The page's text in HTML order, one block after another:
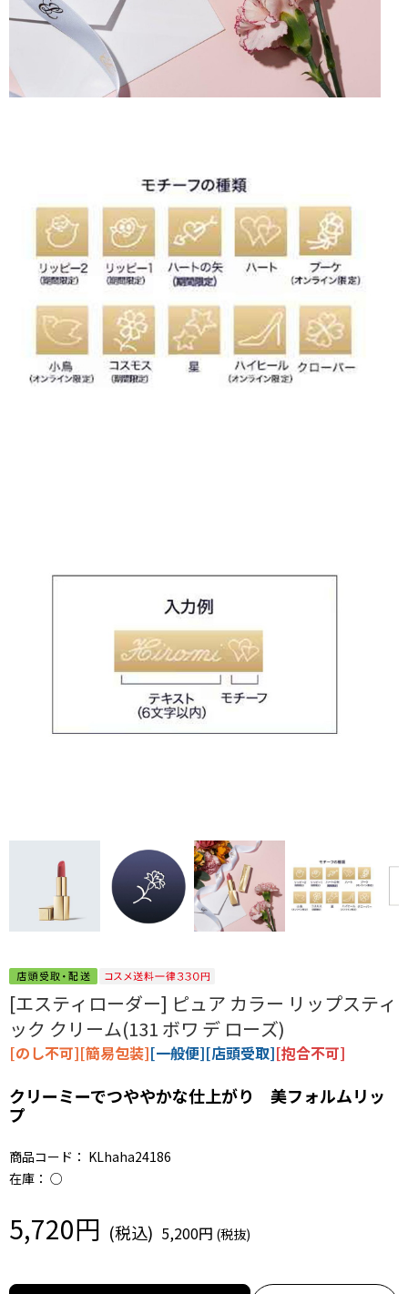
[エスティローダー] ピュア カラー リップスティ
ック クリーム(131 ボワ デ ローズ)
[のし不可][簡易包装][一般便][店頭受取][抱合不可]
クリーミーでつややかな仕上がり 美フォルムリッ
プ
商品コード： KLhaha24186
在庫： ○
5,720円 5,200円